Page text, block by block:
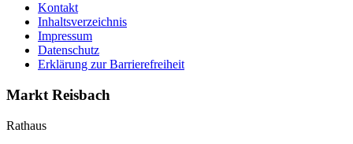
Kontakt
Inhaltsverzeichnis
Impressum
Datenschutz
Erklärung zur Barrierefreiheit
Markt Reisbach
Rathaus